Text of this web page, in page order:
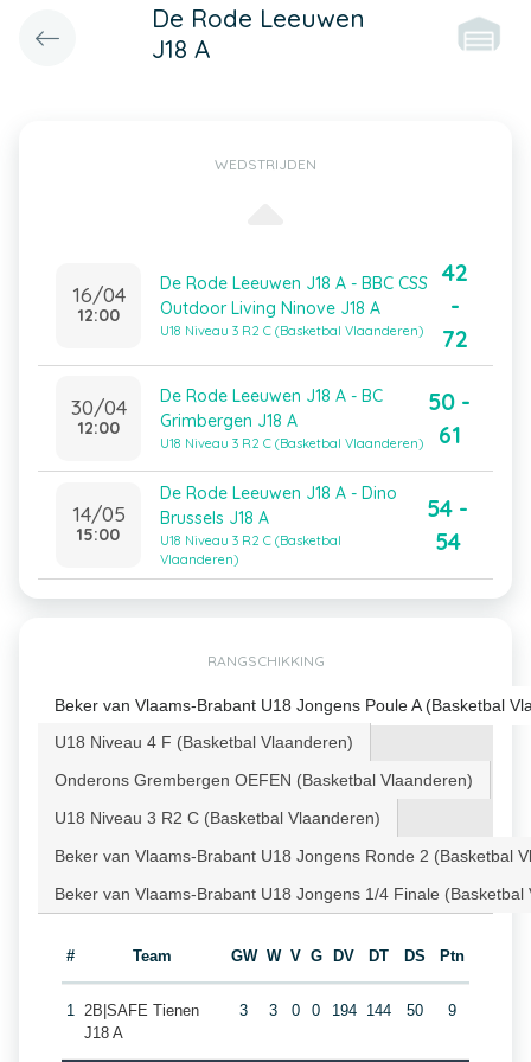
De Rode Leeuwen
J18 A
WEDSTRIJDEN
16/04
12:00
De Rode Leeuwen J18 A - BBC CSS
Outdoor Living Ninove J18 A
U18 Niveau 3 R2 C (Basketbal Vlaanderen)
42
-
72
30/04
12:00
De Rode Leeuwen J18 A - BC
Grimbergen J18 A
U18 Niveau 3 R2 C (Basketbal Vlaanderen)
50 -
61
14/05
15:00
De Rode Leeuwen J18 A - Dino
Brussels J18 A
U18 Niveau 3 R2 C (Basketbal
Vlaanderen)
54 -
54
RANGSCHIKKING
Beker van Vlaams-Brabant U18 Jongens Poule A (Basketbal
U18 Niveau 4 F (Basketbal Vlaanderen)
Onderons Grembergen OEFEN (Basketbal Vlaanderen)
U18 Niveau 3 R2 C (Basketbal Vlaanderen)
Beker van Vlaams-Brabant U18 Jongens Ronde 2 (Basketbal
Beker van Vlaams-Brabant U18 Jongens 1/4 Finale (Basketbal
# Team GW W V G DV DT DS Ptn
1 2B|SAFE Tienen
J18 A
3 3 0 0 194 144 50 9